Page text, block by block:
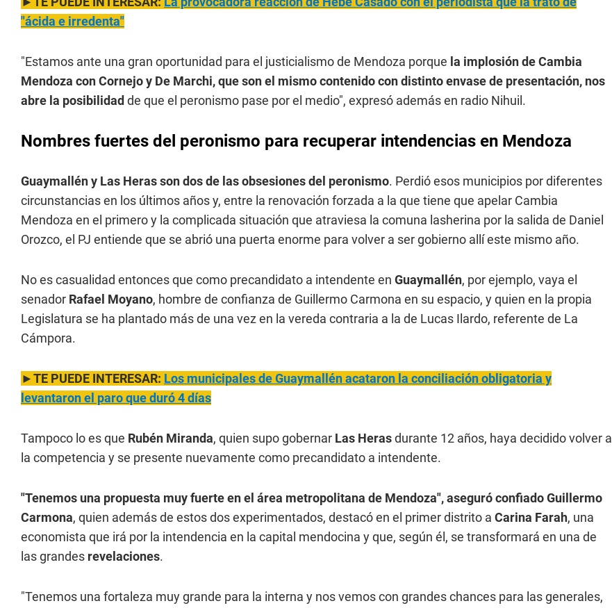
"ácida e irredenta"
"Estamos ante una gran oportunidad para el justicialismo de Mendoza porque la implosión de Cambia
Mendoza con Cornejo y De Marchi, que son el mismo contenido con distinto envase de presentación, nos
abre la posibilidad de que el peronismo pase por el medio", expresó además en radio Nihuil.
Nombres fuertes del peronismo para recuperar intendencias en Mendoza
Guaymallén y Las Heras son dos de las obsesiones del peronismo. Perdió esos municipios por diferentes
circunstancias en los últimos años y, entre la renovación forzada a la que tiene que apelar Cambia
Mendoza en el primero y la complicada situación que atraviesa la comuna lasherina por la salida de Daniel
Orozco, el PJ entiende que se abrió una puerta enorme para volver a ser gobierno allí este mismo año.
No es casualidad entonces que como precandidato a intendente en Guaymallén, por ejemplo, vaya el
senador Rafael Moyano, hombre de confianza de Guillermo Carmona en su espacio, y quien en la propia
Legislatura se ha plantado más de una vez en la vereda contraria a la de Lucas Ilardo, referente de La
Cámpora.
►TE PUEDE INTERESAR: Los municipales de Guaymallén acataron la conciliación obligatoria y
levantaron el paro que duró 4 días
Tampoco lo es que Rubén Miranda, quien supo gobernar Las Herasdurante 12 años, haya decidido volver a
la competencia y se presente nuevamente como precandidato a intendente.
"Tenemos una propuesta muy fuerte en el área metropolitana de Mendoza", aseguró confiado Guillermo
Carmona, quien además de estos dos experimentados, destacó en el primer distrito a Carina Farah, una
economista que irá por la intendencia en la capital mendocina y que, según él, se transformará en una de
las grandes revelaciones.
"Tenemos una fortaleza muy grande para la interna y nos vemos con grandes chances para las generales,